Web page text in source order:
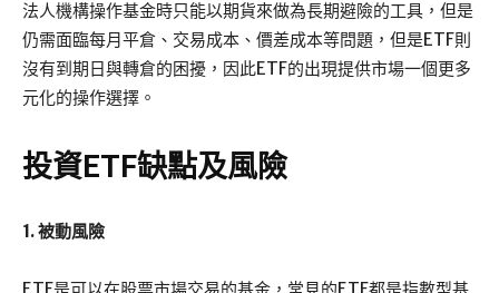
法人機構操作基金時只能以期貨來做為長期避險的工具，但是
仍需面臨每月平倉、交易成本、價差成本等問題，但是ETF則
沒有到期日與轉倉的困擾，因此ETF的出現提供市場一個更多
元化的操作選擇。
投資ETF缺點及風險
1. 被動風險